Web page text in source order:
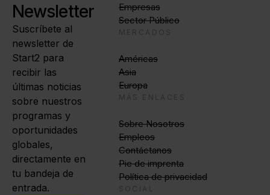
Newsletter
Suscríbete al
newsletter de
Start2 para
recibir las
últimas noticias
sobre nuestros
programas y
oportunidades
globales,
directamente en
tu bandeja de
entrada.
Empresas
Sector Público
MERCADOS
Américas
Asia
Europa
MÁS ENLACES
Sobre Nosotros
Empleos
Contáctanos
Pie de imprenta
Política de privacidad
SOCIAL